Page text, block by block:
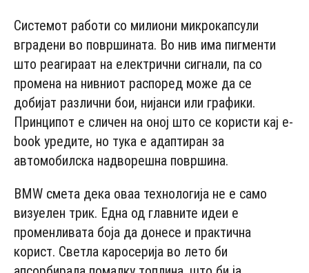
Системот работи со милиони микрокапсули
вградени во површината. Во нив има пигменти
што реагираат на електрични сигнали, па со
промена на нивниот распоред може да се
добијат различни бои, нијанси или графики.
Принципот е сличен на оној што се користи кај e-
book уредите, но тука е адаптиран за
автомобилска надворешна површина.
BMW смета дека оваа технологија не е само
визуелен трик. Една од главните идеи е
променливата боја да донесе и практична
корист. Светла каросерија во лето би